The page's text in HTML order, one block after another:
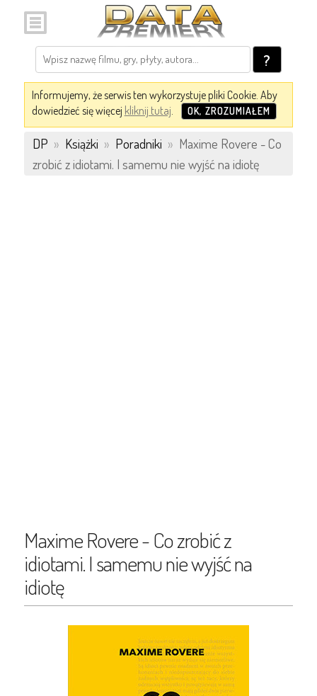
?
Informujemy, że serwis ten wykorzystuje pliki Cookie. Aby
dowiedzieć się więcej kliknij tutaj. OK, ZROZUMIAŁEM
DP » Książki » Poradniki » Maxime Rovere - Co
zrobić z idiotami. I samemu nie wyjść na idiotę
Maxime Rovere - Co zrobić z
idiotami. I samemu nie wyjść na
idiotę